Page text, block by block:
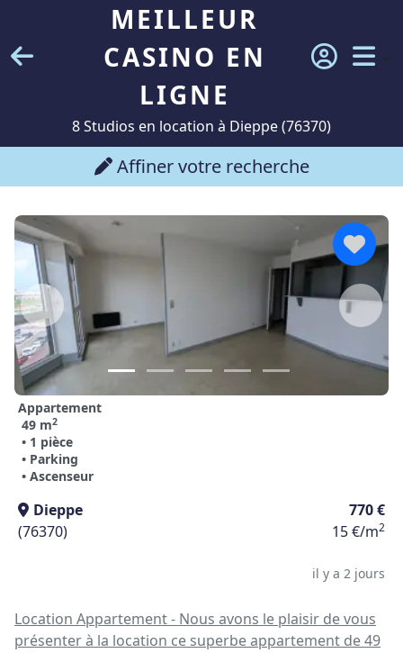
MEILLEUR
CASINO EN
LIGNE
8 Studios en location à Dieppe (76370)
Affiner votre recherche
Appartement
49 m2
• 1 pièce
• Parking
• Ascenseur
Dieppe
770 €
(76370)
15 €/m2
il y a 2 jours
Location Appartement - Nous avons le plaisir de vous
présenter à la location ce superbe appartement de 49